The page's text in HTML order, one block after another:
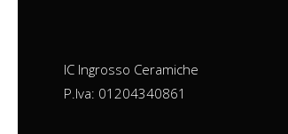
IC Ingrosso Ceramiche
P.Iva: 01204340861